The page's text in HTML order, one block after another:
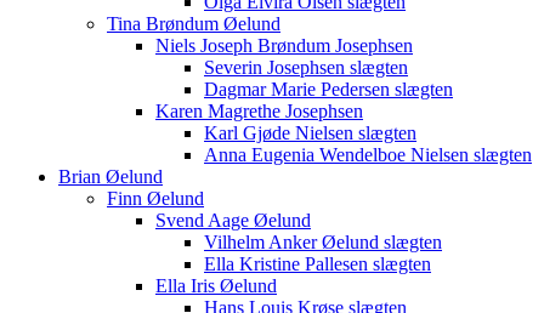
Tina Brøndum Øelund
Niels Joseph Brøndum Josephsen
Severin Josephsen slægten
Dagmar Marie Pedersen slægten
Karen Magrethe Josephsen
Karl Gjøde Nielsen slægten
Anna Eugenia Wendelboe Nielsen slægten
Brian Øelund
Finn Øelund
Svend Aage Øelund
Vilhelm Anker Øelund slægten
Ella Kristine Pallesen slægten
Ella Iris Øelund
Hans Louis Krøse slægten